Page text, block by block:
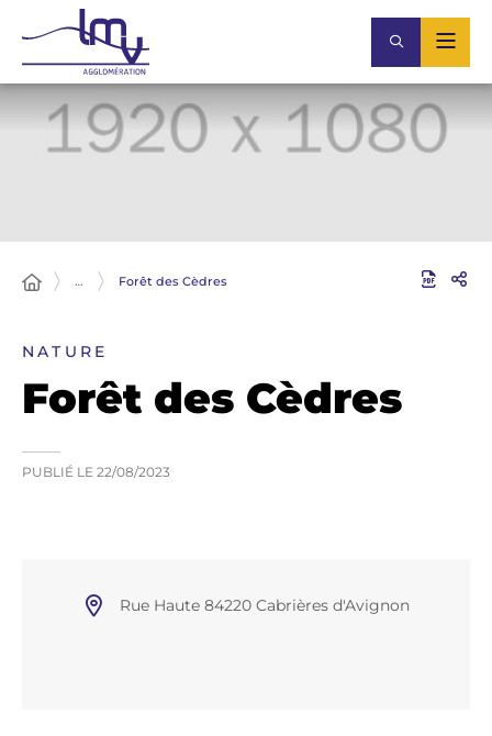
… Forêt des Cèdres
NATURE
Forêt des Cèdres
PUBLIÉ LE 22/08/2023
Rue Haute 84220 Cabrières d'Avignon